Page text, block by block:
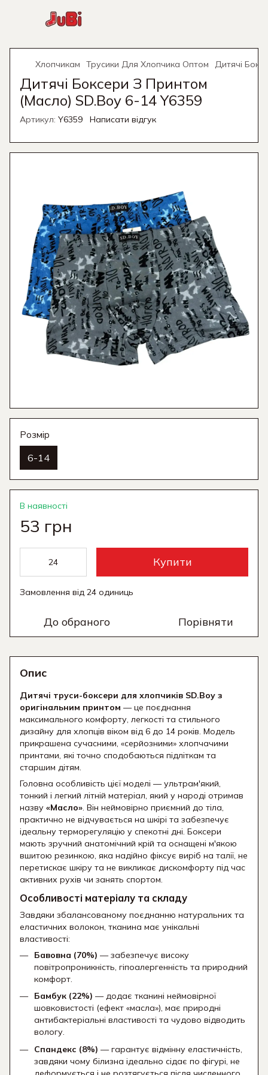
Хлопчикам Трусики Для Хлопчика Оптом Дитячі
Дитячі Боксери З Принтом
(Масло) SD.Boy 6-14 Y6359
Артикул: Y6359 Написати відгук
Розмір
6-14
В наявності
53 грн
Купити
Замовлення від 24 одиниць
До обраного Порівняти
Опис
Дитячі труси-боксери для хлопчиків SD.Boy з
оригінальним принтом — це поєднання
максимального комфорту, легкості та стильного
дизайну для хлопців віком від 6 до 14 років. Модель
прикрашена сучасними, «серйозними» хлопчачими
принтами, які точно сподобаються підліткам та
старшим дітям.
Головна особливість цієї моделі — ультрам'який,
тонкий і легкий літній матеріал, який у народі отримав
назву «Масло». Він неймовірно приємний до тіла,
практично не відчувається на шкірі та забезпечує
ідеальну терморегуляцію у спекотні дні. Боксери
мають зручний анатомічний крій та оснащені м'якою
вшитою резинкою, яка надійно фіксує виріб на талії, не
перетискає шкіру та не викликає дискомфорту під час
активних рухів чи занять спортом.
Особливості матеріалу та складу
Завдяки збалансованому поєднанню натуральних та
еластичних волокон, тканина має унікальні
властивості:
Бавовна (70%) — забезпечує високу
повітропроникність, гіпоалергенність та природний
комфорт.
Бамбук (22%) — додає тканині неймовірної
шовковистості (ефект «масла»), має природні
антибактеріальні властивості та чудово відводить
вологу.
Спандекс (8%) — гарантує відмінну еластичність,
завдяки чому білизна ідеально сідає по фігурі, не